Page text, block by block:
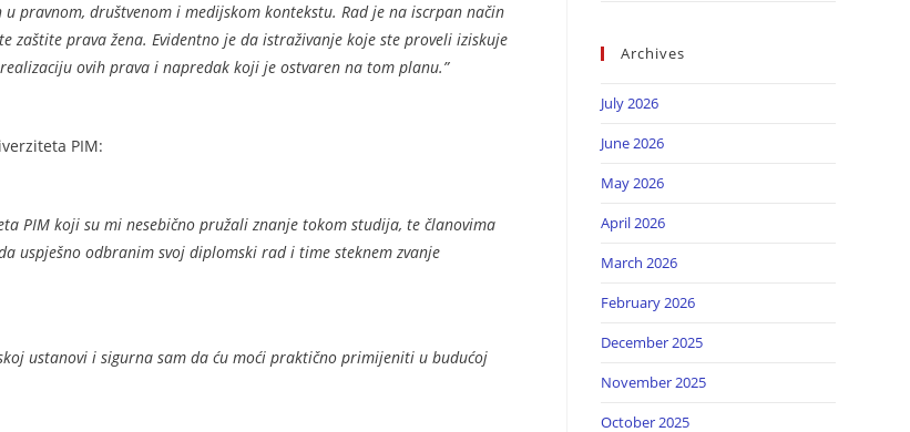
društvenom i medijskom kontekstu. Rad je na iscrpan način
zaštite prava žena. Evidentno je da istraživanje koje ste proveli iziskuje
ovih prava i napredak koji je ostvaren na tom planu.”
PIM:
PIM koji su mi nesebično pružali znanje tokom studija, te članovima
uspješno odbranim svoj diplomski rad i time steknem zvanje
ustanovi i sigurna sam da ću moći praktično primijeniti u budućoj
Archives
July 2026
June 2026
May 2026
April 2026
March 2026
February 2026
December 2025
November 2025
October 2025